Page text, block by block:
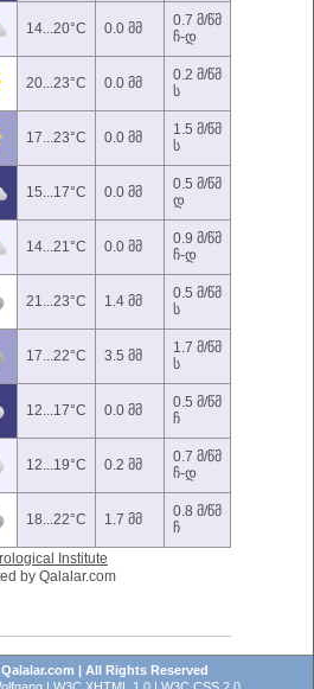
14...20°C 0.0 მმ
0.7 მ/წმ
ჩ-დ
20...23°C 0.0 მმ
0.2 მ/წმ
ს
17...23°C 0.0 მმ
1.5 მ/წმ
ს
15...17°C 0.0 მმ
0.5 მ/წმ
დ
14...21°C 0.0 მმ
0.9 მ/წმ
ჩ-დ
21...23°C 1.4 მმ
0.5 მ/წმ
ს
17...22°C 3.5 მმ
1.7 მ/წმ
ს
12...17°C 0.0 მმ
0.5 მ/წმ
ჩ
12...19°C 0.2 მმ
0.7 მ/წმ
ჩ-დ
18...22°C 1.7 მმ
0.8 მ/წმ
ჩ
Institute
by Qalalar.com
| All Rights Reserved